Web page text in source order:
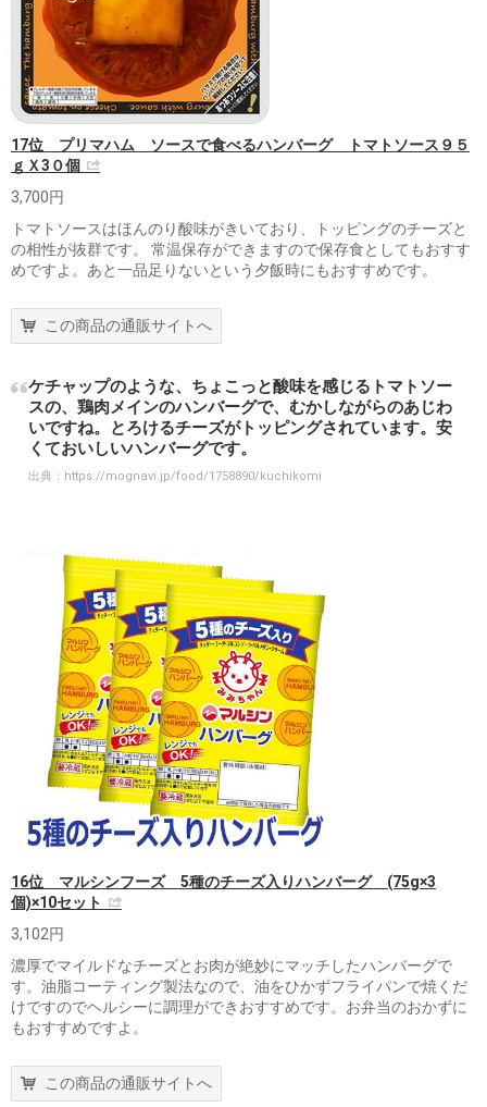
17位 プリマハム ソースで食べるハンバーグ トマトソース９５
ｇＸ3０個
3,700円
トマトソースはほんのり酸味がきいており、トッピングのチーズと
の相性が抜群です。 常温保存ができますので保存食としてもおすす
めですよ。あと一品足りないという夕飯時にもおすすめです。
この商品の通販サイトへ
ケチャップのような、ちょこっと酸味を感じるトマトソー
スの、鶏肉メインのハンバーグで、むかしながらのあじわ
いですね。とろけるチーズがトッピングされています。安
くておいしいハンバーグです。
出典： https://mognavi.jp/food/1758890/kuchikomi
16位 マルシンフーズ 5種のチーズ入りハンバーグ (75g×3
個)×10セット
3,102円
濃厚でマイルドなチーズとお肉が絶妙にマッチしたハンバーグで
す。油脂コーティング製法なので、油をひかずフライパンで焼くだ
けですのでヘルシーに調理ができおすすめです。お弁当のおかずに
もおすすめですよ。
この商品の通販サイトへ